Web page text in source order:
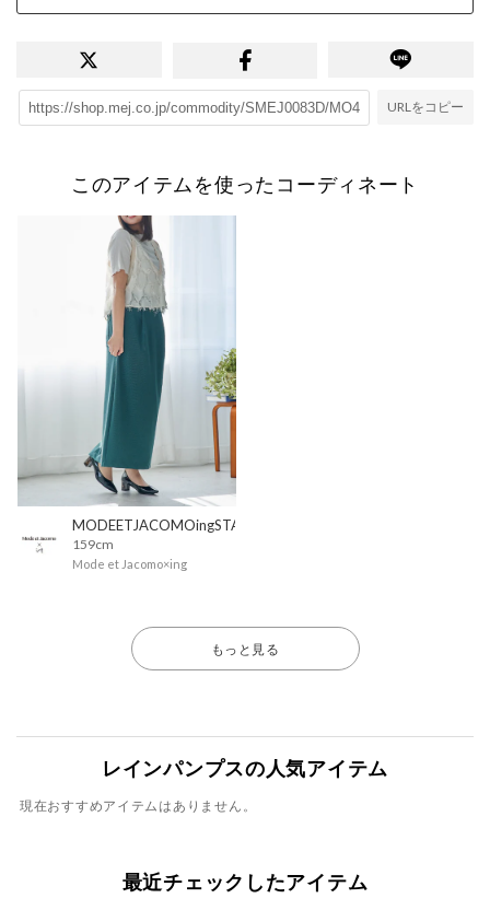
URLをコピー
このアイテムを使ったコーディネート
MODEETJACOMOingSTAFF
159cm
Mode et Jacomo×ing
もっと見る
レインパンプスの人気アイテム
現在おすすめアイテムはありません。
最近チェックしたアイテム